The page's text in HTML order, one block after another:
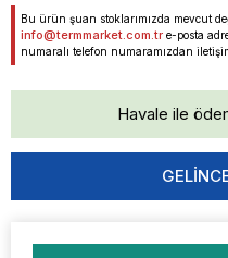
İndirim
Bu ürün şuan stoklarımızda mevcut
info@termmarket.com.tr e-posta
numaralı telefon numaramızdan
Havale ile